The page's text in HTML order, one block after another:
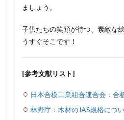
ましょう。
子供たちの笑顔が待つ、素敵な
うすぐそこです！
[参考文献リスト]
日本合板工業組合連合会：合
林野庁：木材のJAS規格につ